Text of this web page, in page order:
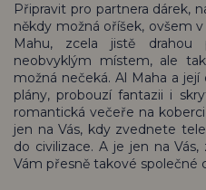
Připravit pro partnera dárek,
někdy možná oříšek, ovšem
Mahu, zcela jistě drahou
neobvyklým místem, ale
možná nečeká. Al Maha a
plány, probouzí fantazii i
romantická večeře na
jen na Vás, kdy zvednete
do civilizace. A je jen na
Vám přesně takové společné